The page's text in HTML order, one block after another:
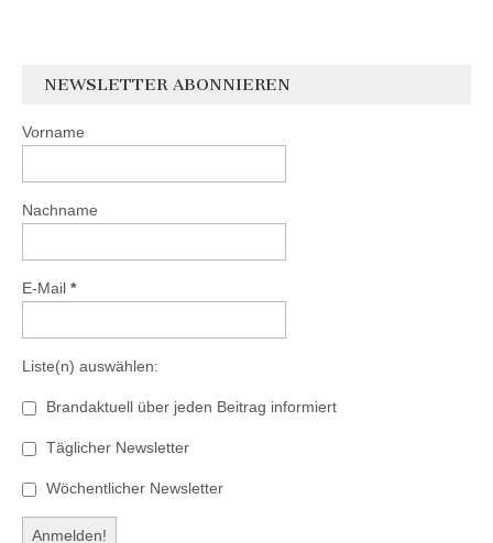
NEWSLETTER ABONNIEREN
Vorname
Nachname
E-Mail *
Liste(n) auswählen:
Brandaktuell über jeden Beitrag informiert
Täglicher Newsletter
Wöchentlicher Newsletter